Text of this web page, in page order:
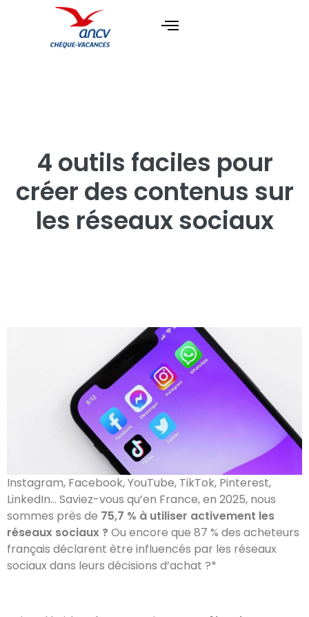
4 outils faciles pour
créer des contenus sur
les réseaux sociaux
Instagram, Facebook, YouTube, TikTok, Pinterest,
LinkedIn… Saviez-vous qu’en France, en 2025, nous
sommes près de 75,7 % à utiliser activement les
réseaux sociaux ?Ou encore que 87 % des acheteurs
français déclarent être influencés par les réseaux
sociaux dans leurs décisions d’achat ?*